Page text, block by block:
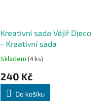
Kreativní sada Vějíř Djeco
- Kreativní sada
Skladem (4 ks)
240 Kč
Do košíku